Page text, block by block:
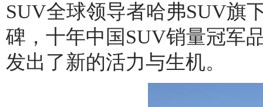
SUV全球领导者哈弗SUV旗
碑，十年中国SUV销量冠军
发出了新的活力与生机。